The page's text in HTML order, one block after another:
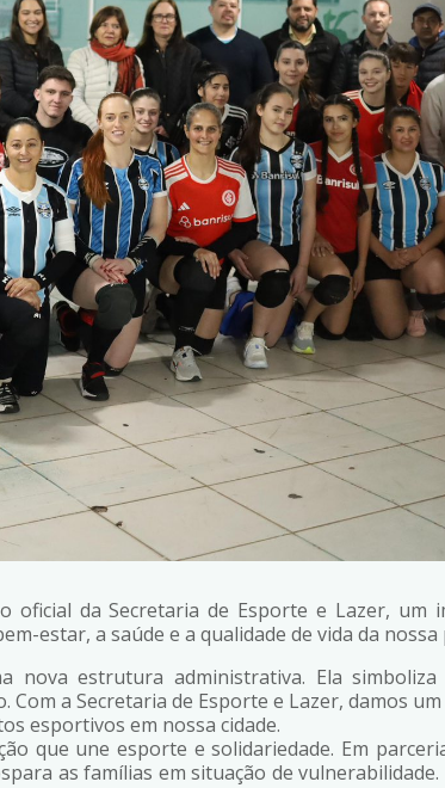
da Secretaria de Esporte e Lazer, um
estar, a saúde e a qualidade de vida da nossa
estrutura administrativa. Ela
a Secretaria de Esporte e Lazer, damos
esportivos em nossa cidade.
que une esporte e solidariedade. Em
as famílias em situação de